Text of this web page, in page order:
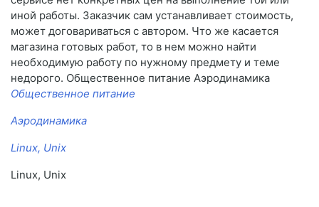
иной работы. Заказчик сам устанавливает стоимость,
может договариваться с автором. Что же касается
магазина готовых работ, то в нем можно найти
необходимую работу по нужному предмету и теме
недорого. Общественное питание Аэродинамика
Общественное питание
Аэродинамика
Linux, Unix
Linux, Unix